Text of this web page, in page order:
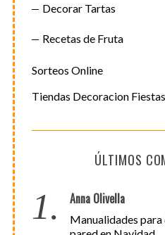
Decorar Tartas
Recetas de Fruta
Sorteos Online
Tiendas Decoracion Fiestas
ÚLTIMOS
1. Anna Olivella
Manualidades para